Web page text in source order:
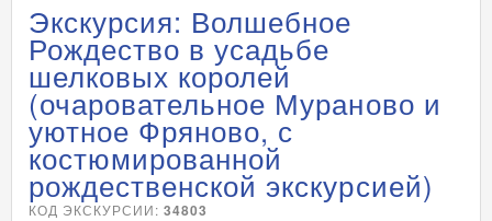
Экскурсия: Волшебное
Рождество в усадьбе
шелковых королей
(очаровательное Мураново и
уютное Фряново, с
костюмированной
рождественской экскурсией)
КОД ЭКСКУРСИИ:34803